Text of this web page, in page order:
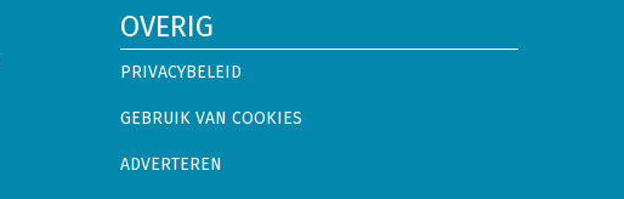
OVERIG
PRIVACYBELEID
GEBRUIK VAN COOKIES
ADVERTEREN